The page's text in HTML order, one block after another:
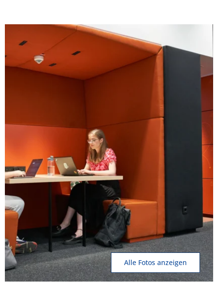
Alle Fotos anzeigen